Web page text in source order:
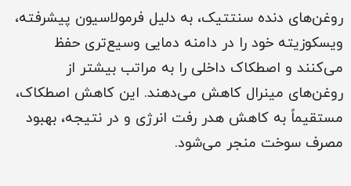
روغن‌های دنده سنتتیک، به دلیل فرمولاسیون پیشرفته،
ویسکوزیته خود را در دامنه دمایی وسیع‌تری حفظ
می‌کنند و اصطکاک داخلی را به مراتب بیشتر از
روغن‌های مینرال کاهش می‌دهند. این کاهش اصطکاک،
مستقیماً به کاهش هدر رفت انرژی و در نتیجه، بهبود
مصرف سوخت منجر می‌شود.